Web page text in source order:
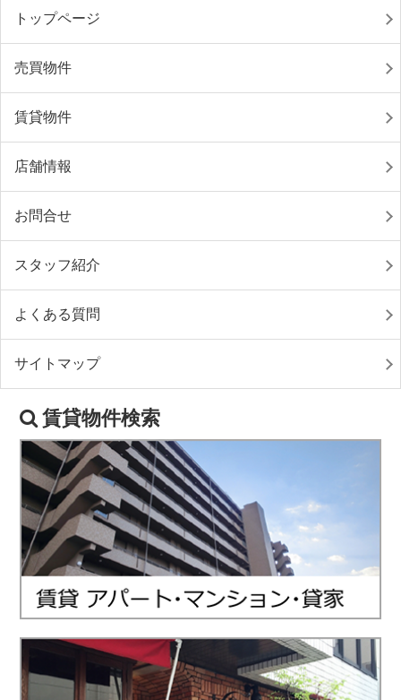
トップページ
売買物件
賃貸物件
店舗情報
お問合せ
スタッフ紹介
よくある質問
サイトマップ
賃貸物件検索